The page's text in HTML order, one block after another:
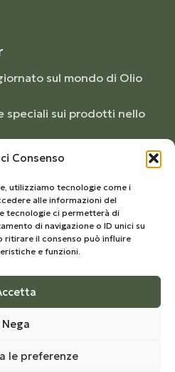
Consenso
utilizziamo tecnologie come i
alle informazioni del
tecnologie ci permetterà di
di navigazione o ID unici su
ritirare il consenso può influire
e funzioni.
Nega
le preferenze
sul mondo di Olio
speciali sui prodotti nello
– Tutti i diritti riservati |
Kreo Studio